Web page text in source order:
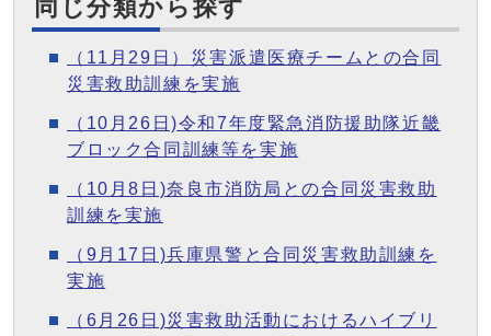
同じ分類から探す
（11月29日）災害派遣医療チームとの合同
災害救助訓練を実施
（10月26日)令和7年度緊急消防援助隊近畿
ブロック合同訓練等を実施
（10月8日)奈良市消防局との合同災害救助
訓練を実施
（9月17日)兵庫県警と合同災害救助訓練を
実施
（6月26日)災害救助活動におけるハイブリ